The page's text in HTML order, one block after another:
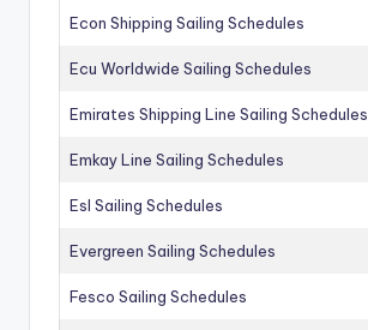
Econ Shipping Sailing Schedules
Ecu Worldwide Sailing Schedules
Emirates Shipping Line Sailing Schedules
Emkay Line Sailing Schedules
Esl Sailing Schedules
Evergreen Sailing Schedules
Fesco Sailing Schedules